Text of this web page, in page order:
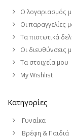
Ο λογαριασμός
Οι παραγγελίες
Τα πιστωτικά
Οι διευθύνσεις
Τα στοιχεία μου
My Wishlist
Κατηγορίες
Γυναίκα
Βρέφη & Παιδιά